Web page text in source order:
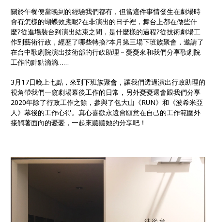
關於午餐便當晚到的經驗我們都有，但當這件事情發生在劇場時
會有怎樣的蝴蝶效應呢?在非演出的日子裡，舞台上都在做些什
麼?從進場裝台到演出結束之間，是什麼樣的過程?從技術劇場工
作到藝術行政，經歷了哪些轉換?本月第三場下班族聚會，邀請了
在台中歌劇院演出技術部的行政助理－憂憂來和我們分享歌劇院
工作的點點滴滴……
3月17日晚上七點，來到下班族聚會，讓我們透過演出行政助理的
視角帶我們一窺劇場幕後工作的日常，另外憂憂還會跟我們分享
2020年除了行政工作之餘，參與了包大山《RUN》和《波希米亞
人》幕後的工作心得。真心喜歡永遠會願意在自己的工作範圍外
接觸著面向的憂憂，一起來聽聽她的分享吧！